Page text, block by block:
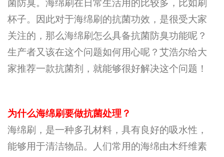
菌防臭。海绵刷在日常生活用的比较多，比如刷
杯子。因此对于海绵刷的抗菌功效，是很受大家
关注的，那么海绵刷怎么具备抗菌防臭功能呢？
生产者又该在这个问题如何用心呢？艾浩尔给大
家推荐一款抗菌剂，就能够很好解决这个问题！
为什么海绵刷要做抗菌处理？
海绵刷，是一种多孔材料，具有良好的吸水性，
能够用于清洁物品。人们常用的海绵由木纤维素